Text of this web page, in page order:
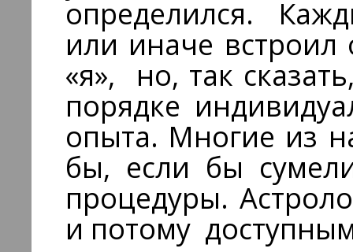
определился.
или иначе встроил
«я», но, так
порядке
опыта. Многие из
бы, если бы
процедуры.
и потому